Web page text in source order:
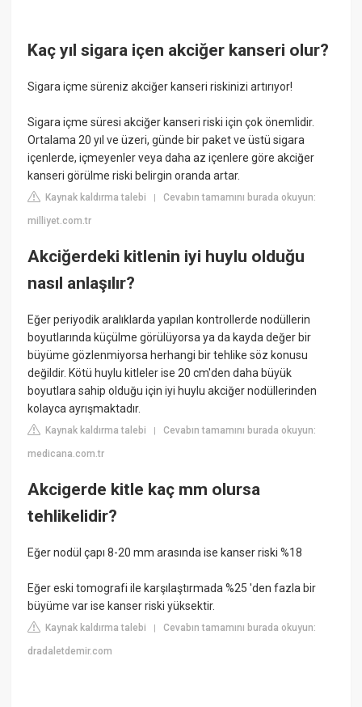
Kaç yıl sigara içen akciğer kanseri olur?
Sigara içme süreniz akciğer kanseri riskinizi artırıyor!
Sigara içme süresi akciğer kanseri riski için çok önemlidir.
Ortalama 20 yıl ve üzeri, günde bir paket ve üstü sigara
içenlerde, içmeyenler veya daha az içenlere göre akciğer
kanseri görülme riski belirgin oranda artar.
Kaynak kaldırma talebi |Cevabın tamamını burada okuyun:
milliyet.com.tr
Akciğerdeki kitlenin iyi huylu olduğu
nasıl anlaşılır?
Eğer periyodik aralıklarda yapılan kontrollerde nodüllerin
boyutlarında küçülme görülüyorsa ya da kayda değer bir
büyüme gözlenmiyorsa herhangi bir tehlike söz konusu
değildir. Kötü huylu kitleler ise 20 cm'den daha büyük
boyutlara sahip olduğu için iyi huylu akciğer nodüllerinden
kolayca ayrışmaktadır.
Kaynak kaldırma talebi |Cevabın tamamını burada okuyun:
medicana.com.tr
Akcigerde kitle kaç mm olursa
tehlikelidir?
Eğer nodül çapı 8-20 mm arasında ise kanser riski %18
Eğer eski tomografi ile karşılaştırmada %25 'den fazla bir
büyüme var ise kanser riski yüksektir.
Kaynak kaldırma talebi |Cevabın tamamını burada okuyun:
dradaletdemir.com